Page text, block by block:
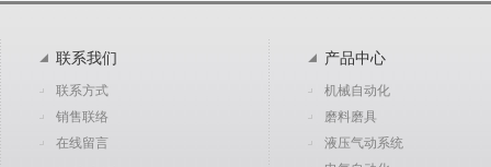
联系我们
联系方式
销售联络
在线留言
产品中心
机械自动化
磨料磨具
液压气动系统